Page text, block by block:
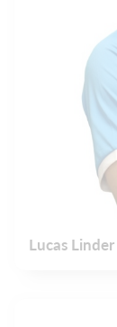
Lucas Linder